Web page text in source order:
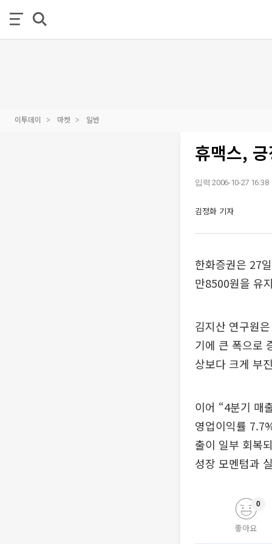
이투데이 마켓 일반
휴맥스,
입력 2006-10-27 16:38
김정화 기자
한화증권은 27
만8500원을 유
김지산 연구원
기에 큰 폭으로
상보다 크게 부
이어 “4분기 매
영업이익률
출이 일부 회복
성장 모멘텀과
좋아요
0